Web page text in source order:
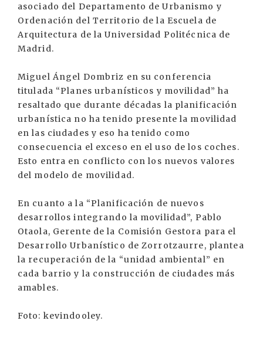
asociado del Departamento de Urbanismo y
Ordenación del Territorio de la Escuela de
Arquitectura de la Universidad Politécnica de
Madrid.
Miguel Ángel Dombriz en su conferencia
titulada “Planes urbanísticos y movilidad” ha
resaltado que durante décadas la planificación
urbanística no ha tenido presente la movilidad
en las ciudades y eso ha tenido como
consecuencia el exceso en el uso de los coches.
Esto entra en conflicto con los nuevos valores
del modelo de movilidad.
En cuanto a la “Planificación de nuevos
desarrollos integrando la movilidad”, Pablo
Otaola, Gerente de la Comisión Gestora para el
Desarrollo Urbanístico de Zorrotzaurre, plantea
la recuperación de la “unidad ambiental” en
cada barrio y la construcción de ciudades más
amables.
Foto: kevindooley.